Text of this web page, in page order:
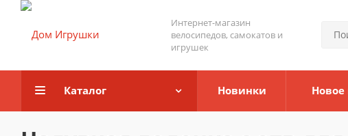
Интернет-магазин
велосипедов, самокатов и
игрушек
Каталог Новинки Новое